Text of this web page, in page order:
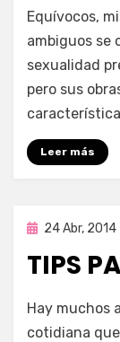
por
Equívocos,
ambiguos se
sexualidad
pero sus
Leer más
Publicada
24 Abr, 2014
TIPS
Enrique
Hay muchos
cotidiana